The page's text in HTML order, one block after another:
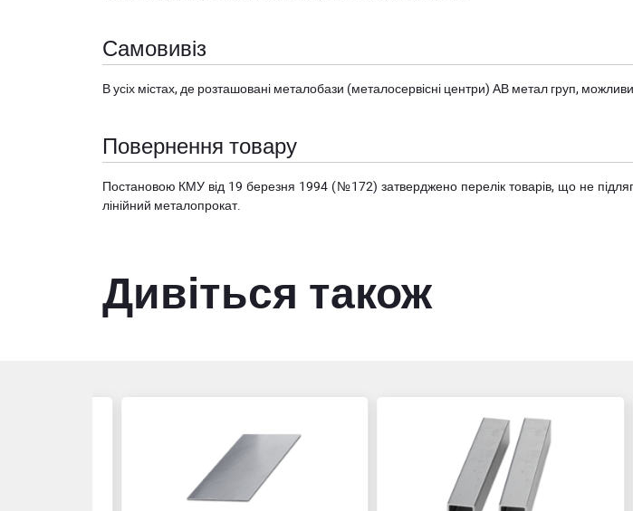
Самовивіз
В усіх містах, де розташовані металобази (металосервісні центри) АВ метал груп,
Повернення товару
Постановою КМУ від 19 березня 1994 (№172) затверджено перелік товарів, що не
лінійний металопрокат.
Дивіться також